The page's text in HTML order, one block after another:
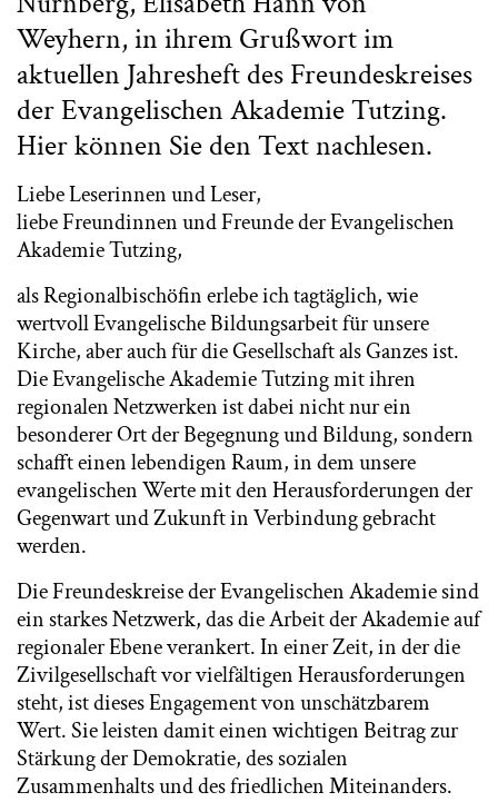
Weyhern, in ihrem Grußwort im
aktuellen Jahresheft des Freundeskreises
der Evangelischen Akademie Tutzing.
Hier können Sie den Text nachlesen.
Liebe Leserinnen und Leser,
liebe Freundinnen und Freunde der Evangelischen
Akademie Tutzing,
als Regionalbischöfin erlebe ich tagtäglich, wie
wertvoll Evangelische Bildungsarbeit für unsere
Kirche, aber auch für die Gesellschaft als Ganzes ist.
Die Evangelische Akademie Tutzing mit ihren
regionalen Netzwerken ist dabei nicht nur ein
besonderer Ort der Begegnung und Bildung, sondern
schafft einen lebendigen Raum, in dem unsere
evangelischen Werte mit den Herausforderungen der
Gegenwart und Zukunft in Verbindung gebracht
werden.
Die Freundeskreise der Evangelischen Akademie sind
ein starkes Netzwerk, das die Arbeit der Akademie auf
regionaler Ebene verankert. In einer Zeit, in der die
Zivilgesellschaft vor vielfältigen Herausforderungen
steht, ist dieses Engagement von unschätzbarem
Wert. Sie leisten damit einen wichtigen Beitrag zur
Stärkung der Demokratie, des sozialen
Zusammenhalts und des friedlichen Miteinanders.